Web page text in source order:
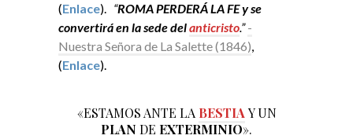
(Enlace). “ROMA PERDERÁ LA FE y se
convertirá en la sede delanticristo.” -
Nuestra Señora de La Salette (1846),
(Enlace).
«ESTAMOS ANTE LA BESTIA Y UN
PLAN DE EXTERMINIO».